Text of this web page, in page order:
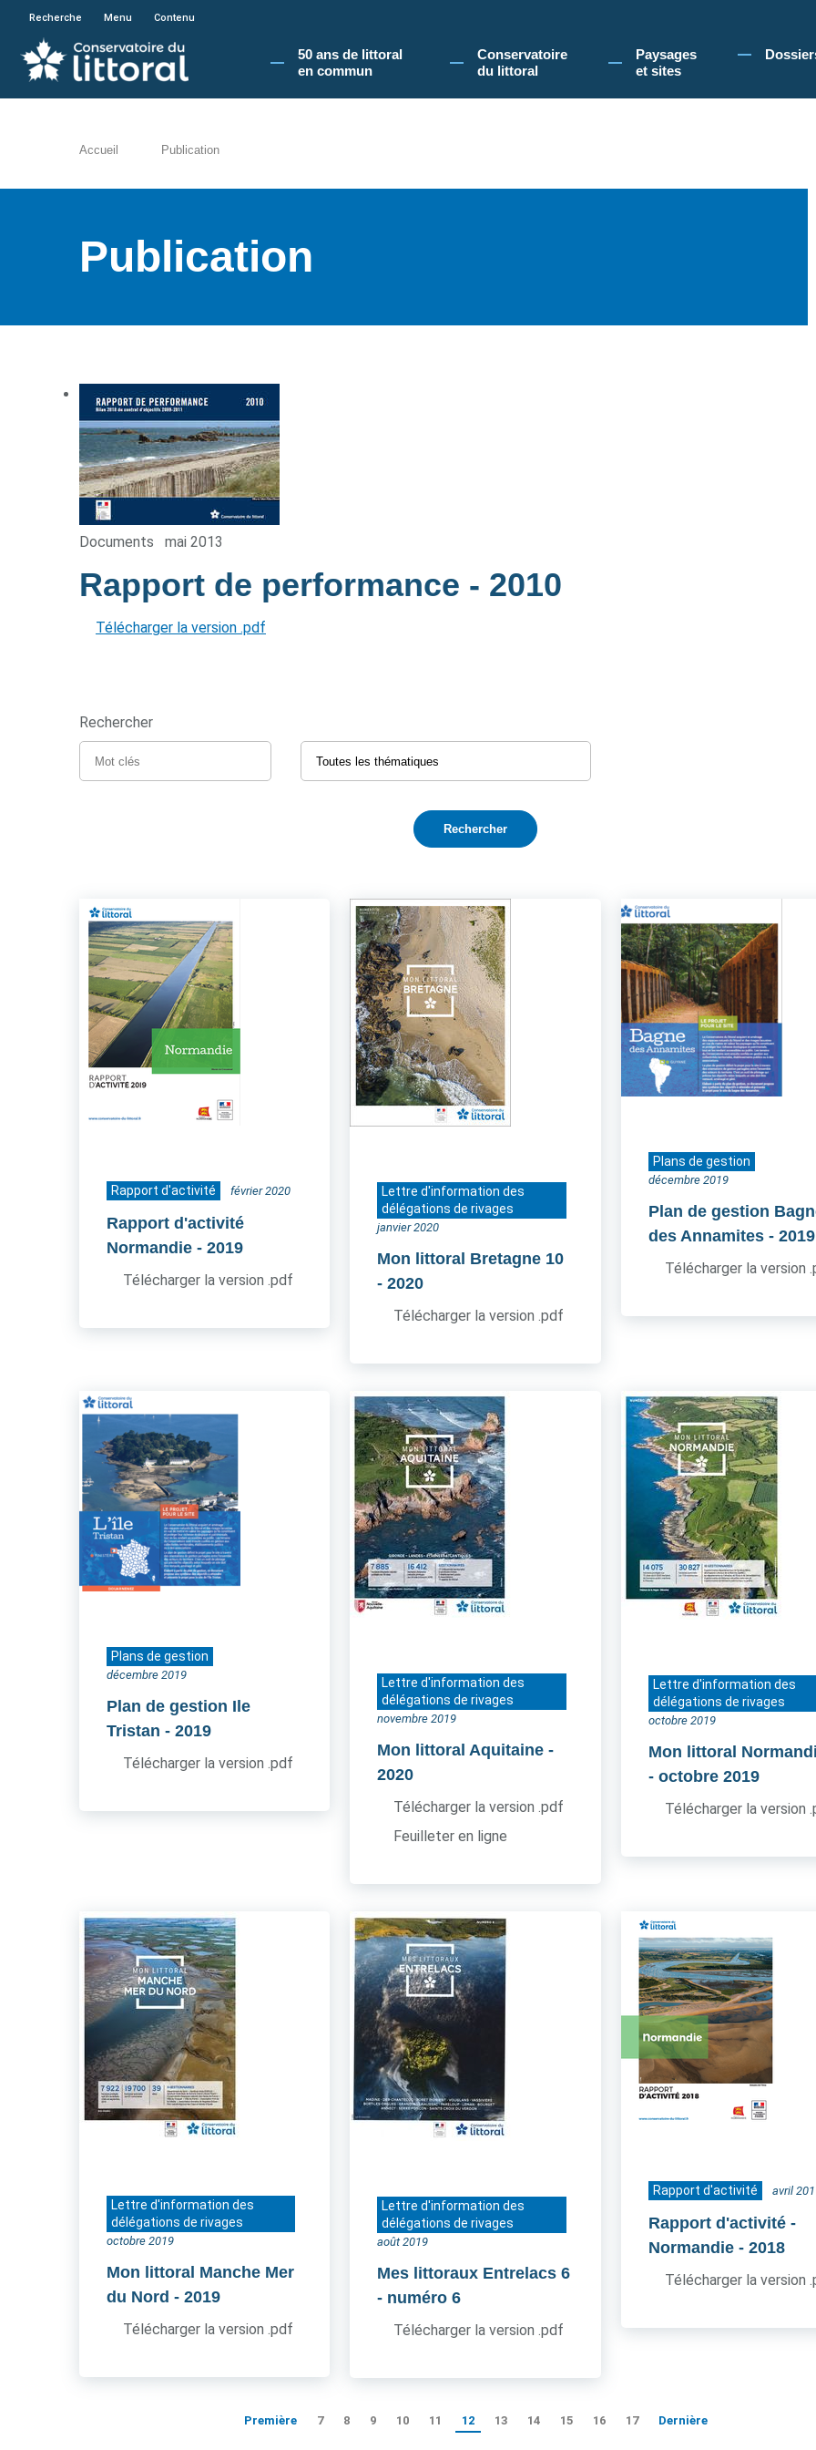
En poursuivant votre navigation sur le site du Conservatoire du littoral, vous acceptez l'utilisation de cookies pour vous
Recherche Menu Contenu
50 ans de littoral
en commun​
Conservatoire
du littoral
Paysages
et sites
Accueil Publication
Publication
Documents mai 2013
Rapport de performance - 2010
Télécharger la version .pdf
Rechercher
Rapport d'activité février 2020
Rapport d'activité
Normandie - 2019
Télécharger la version .pdf
Lettre d'information des
délégations de rivages
janvier 2020
Mon littoral Bretagne 10
- 2020
Télécharger la version .pdf
Plans de gestion
décembre 2019
Plan de gestion
des Annamites - 2019
Télécharger la version
Plans de gestion
décembre 2019
Plan de gestion Ile
Tristan - 2019
Télécharger la version .pdf
Lettre d'information des
délégations de rivages
novembre 2019
Mon littoral Aquitaine -
2020
Télécharger la version .pdf
Feuilleter en ligne
Lettre d'information des
délégations de rivages
octobre 2019
Mon littoral
- octobre 2019
Télécharger la version
Lettre d'information des
délégations de rivages
octobre 2019
Mon littoral Manche Mer
du Nord - 2019
Télécharger la version .pdf
Lettre d'information des
délégations de rivages
août 2019
Mes littoraux Entrelacs 6
- numéro 6
Télécharger la version .pdf
Rapport d'activité avril
Rapport d'activité -
Normandie - 2018
Télécharger la version
Première 7 8 9 10 11 12 13 14 15 16 17 Dernière